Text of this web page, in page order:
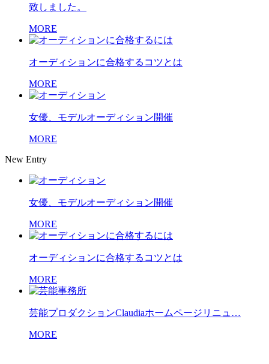
致しました。
MORE
オーディションに合格するコツとは
MORE
女優、モデルオーディション開催
MORE
New Entry
女優、モデルオーディション開催
MORE
オーディションに合格するコツとは
MORE
芸能プロダクションClaudiaホームページリニュ…
MORE